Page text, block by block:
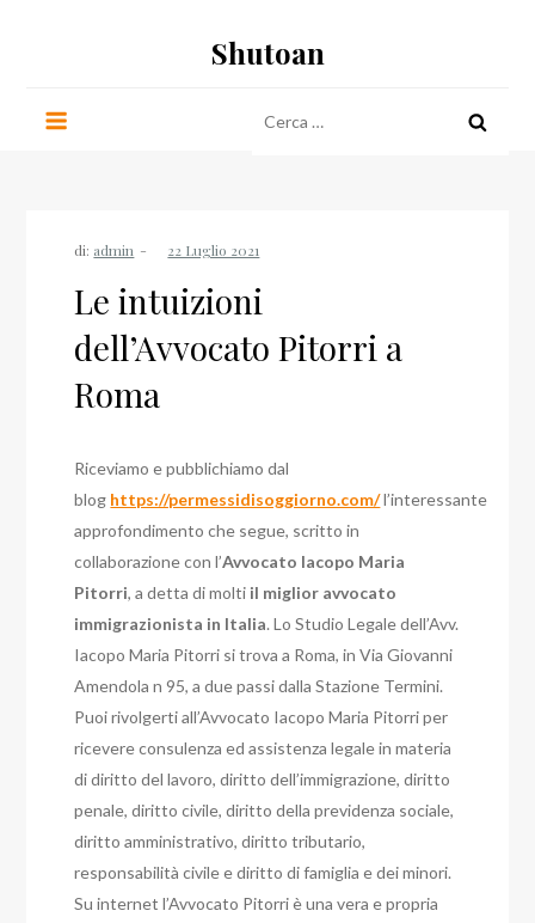
Shutoan
per:
di: admin
Le intuizioni
dell’Avvocato Pitorri a
Roma
Riceviamo e pubblichiamo dal
blog https://permessidisoggiorno.com/l’interessante
approfondimento che segue, scritto in
collaborazione con l’Avvocato Iacopo Maria
Pitorri, a detta di molti il miglior avvocato
immigrazionista in Italia. Lo Studio Legale dell’Avv.
Iacopo Maria Pitorri si trova a Roma, in Via Giovanni
Amendola n 95, a due passi dalla Stazione Termini.
Puoi rivolgerti all’Avvocato Iacopo Maria Pitorri per
ricevere consulenza ed assistenza legale in materia
di diritto del lavoro, diritto dell’immigrazione, diritto
penale, diritto civile, diritto della previdenza sociale,
diritto amministrativo, diritto tributario,
responsabilità civile e diritto di famiglia e dei minori.
Su internet l’Avvocato Pitorri è una vera e propria